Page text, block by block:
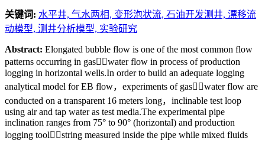
关键词: 水平井, 气水两相, 变形泡状流, 石油开发测井, 漂移流
动模型, 测井分析模型, 实验研究
Abstract: Elongated bubble flow is one of the most common flow
patterns occurring in gaswater flow in process of production
logging in horizontal wells.In order to build an adequate logging
analytical model for EB flow，experiments of gaswater flow are
conducted on a transparent 16 meters long，inclinable test loop
using air and tap water as test media.The experimental pipe
inclination ranges from 75° to 90° (horizontal) and production
logging toolstring measured inside the pipe while mixed fluids